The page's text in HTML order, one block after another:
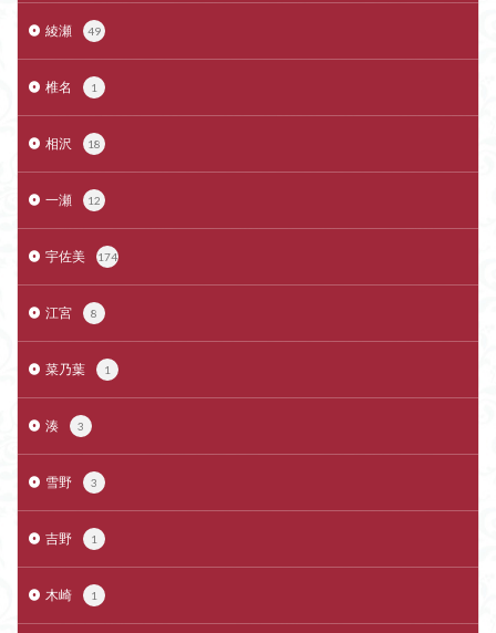
綾瀬 49
椎名 1
相沢 18
一瀬 12
宇佐美 174
江宮 8
菜乃葉 1
湊 3
雪野 3
吉野 1
木崎 1